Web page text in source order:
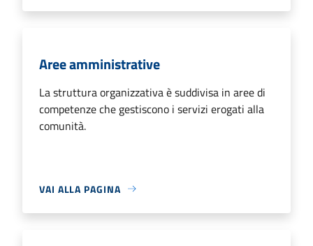
Aree amministrative
La struttura organizzativa è suddivisa in aree di
competenze che gestiscono i servizi erogati alla
comunità.
VAI ALLA PAGINA